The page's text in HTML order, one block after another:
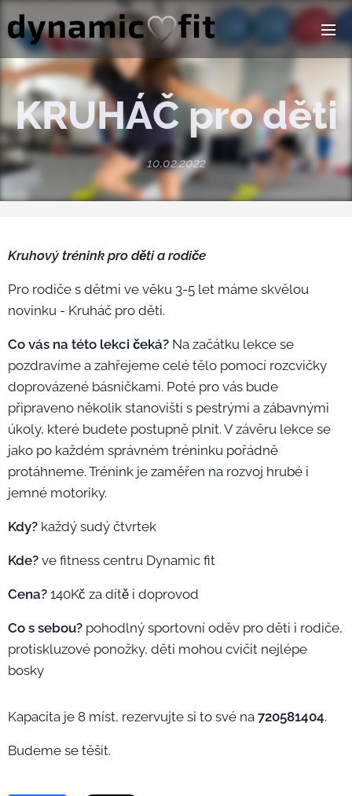
KRUHÁČ pro děti
10.02.2022
Kruhový trénink pro děti a rodiče
Pro rodiče s dětmi ve věku 3-5 let máme skvělou
novinku - Kruháč pro děti.
Co vás na této lekci čeká? Na začátku lekce se
pozdravíme a zahřejeme celé tělo pomocí rozcvičky
doprovázené básničkami. Poté pro vás bude
připraveno několik stanovišti s pestrými a zábavnými
úkoly, které budete postupně plnit. V závěru lekce se
jako po každém správném tréninku pořádně
protáhneme. Trénink je zaměřen na rozvoj hrubé i
jemné motoriky.
Kdy? každý sudý čtvrtek
Kde? ve fitness centru Dynamic fit
Cena? 140Kč za dítě i doprovod
Co s sebou? pohodlný sportovní oděv pro děti i rodiče,
protiskluzové ponožky, děti mohou cvičit nejlépe
bosky
Kapacita je 8 míst, rezervujte si to své na 720581404.
Budeme se těšit.